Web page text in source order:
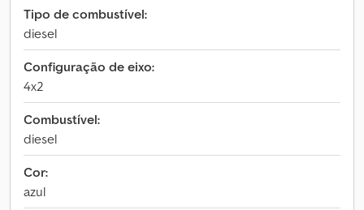
Tipo de combustível:
diesel
Configuração de eixo:
4x2
Combustível:
diesel
Cor:
azul